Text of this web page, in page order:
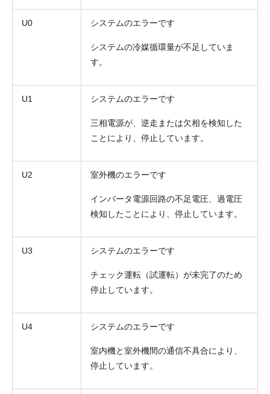
U0 システムのエラーです
システムの冷媒循環量が不足していま
す。
U1 システムのエラーです
三相電源が、逆走または欠相を検知した
ことにより、停止しています。
U2 室外機のエラーです
インバータ電源回路の不足電圧、過電圧
検知したことにより、停止しています。
U3 システムのエラーです
チェック運転（試運転）が未完了のため
停止しています。
U4 システムのエラーです
室内機と室外機間の通信不具合により、
停止しています。